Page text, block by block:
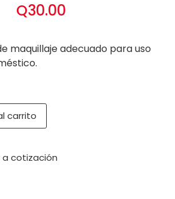
Q30.00
maquillaje adecuado para uso
carrito
a cotización